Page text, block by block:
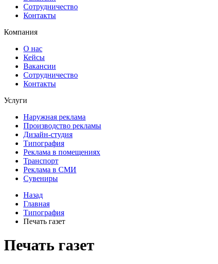
Сотрудничество
Контакты
Компания
О нас
Кейсы
Вакансии
Сотрудничество
Контакты
Услуги
Наружная реклама
Производство рекламы
Дизайн-студия
Типография
Реклама в помещениях
Транспорт
Реклама в СМИ
Сувениры
Назад
Главная
Типография
Печать газет
Печать газет